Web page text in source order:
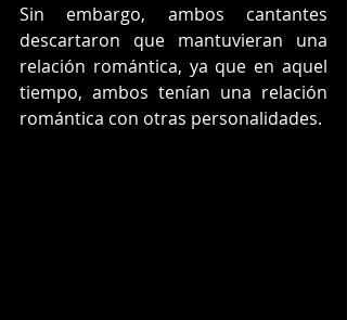
Sin embargo, ambos cantantes
descartaron que mantuvieran una
relación romántica, ya que en aquel
tiempo, ambos tenían una relación
romántica con otras personalidades.